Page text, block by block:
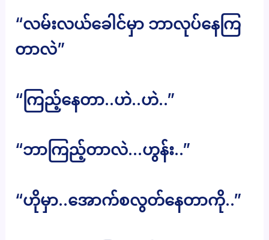
“လမ်းလယ်ခေါင်မှာ ဘာလုပ်နေကြ
တာလဲ”
“ကြည့်နေတာ..ဟဲ..ဟဲ..”
“ဘာကြည့်တာလဲ…ဟွန်း..”
“ဟိုမှာ..အောက်စလွတ်နေတာကို..”